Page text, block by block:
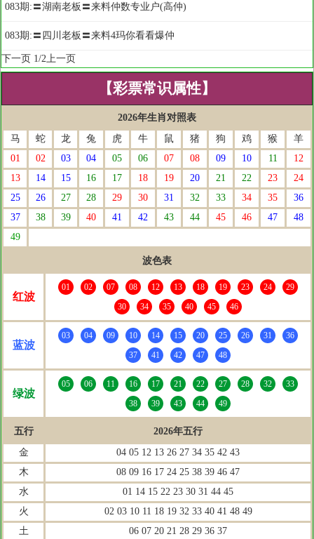
083期:〓湖南老板〓来料仲数专业户(高仲)
083期:〓四川老板〓来料4玛你看看爆仲
下一页 1/2 上一页
【彩票常识属性】
2026年生肖对照表
马
蛇 龙 兔 虎 牛 鼠 猪 狗 鸡 猴
羊
01
02 03 04 05 06 07 08 09 10 11
12
13
14 15 16 17 18 19 20 21 22 23
24
25
26 27 28 29 30 31 32 33 34 35
36
37
38 39 40 41 42 43 44 45 46 47
48
49
波色表
红波
01 02 07 08 12 13 18 19 23 24
29
30
34 35 40 45 46
蓝波
03 04 09 10 14 15 20 25 26 31
36
37
41 42 47 48
绿波
05 06 11 16 17 21 22 27 28 32
33
38
39 43 44 49
五行
2026年五行
金
04 05 12 13 26 27 34 35 42 43
木
08 09 16 17 24 25 38 39 46 47
水
01 14 15 22 23 30 31 44 45
火
02 03 10 11 18 19 32 33 40 41 48 49
土
06 07 20 21 28 29 36 37